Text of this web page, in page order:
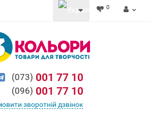
0
(073) 001 77 10
(096) 001 77 10
зворотній дзвінок